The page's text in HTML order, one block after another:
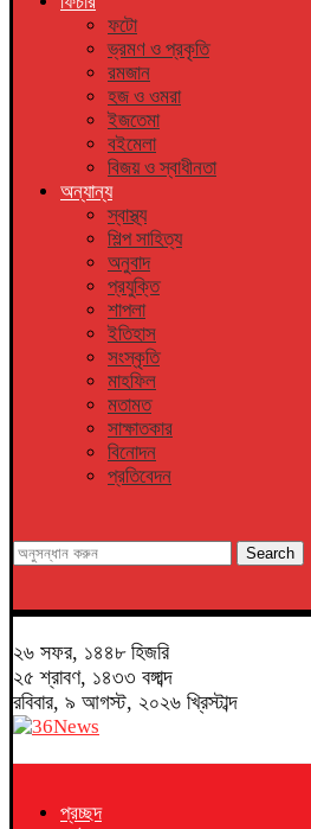
ফটো
ভ্রমণ ও প্রকৃতি
রমজান
হজ ও ওমরা
ইজতেমা
বইমেলা
বিজয় ও স্বাধীনতা
অন্যান্য
স্বাস্থ্য
শিল্প সাহিত্য
অনুবাদ
প্রযুক্তি
শাপলা
ইতিহাস
সংস্কৃতি
মাহফিল
মতামত
সাক্ষাতকার
বিনোদন
প্রতিবেদন
Search
২৬ সফর, ১৪৪৮ হিজরি
২৫ শ্রাবণ, ১৪৩৩ বঙ্গাব্দ
রবিবার, ৯ আগস্ট, ২০২৬ খ্রিস্টাব্দ
প্রচ্ছদ